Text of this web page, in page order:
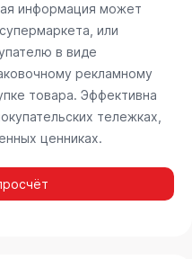
информация может
или
в виде
рекламному
товара. Эффективна
тележках,
ценниках.